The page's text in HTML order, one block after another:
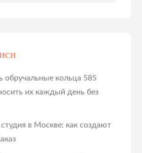
обручальные кольца 585
их каждый день без
в Москве: как создают